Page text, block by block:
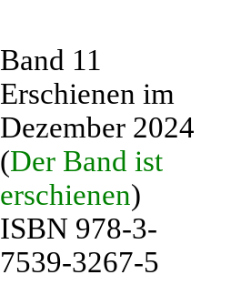
Band 11
Erschienen im
Dezember 2024
(Der Band ist
erschienen)
ISBN 978-3-
7539-3267-5